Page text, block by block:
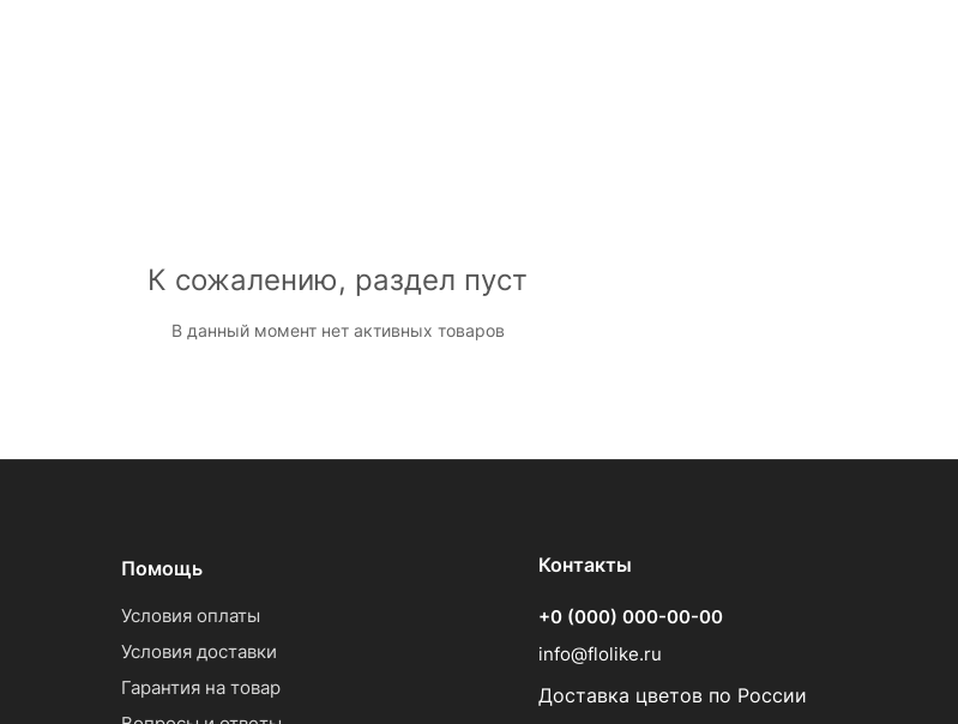
К сожалению, раздел пуст
В данный момент нет активных товаров
Помощь
Условия оплаты
Условия доставки
Гарантия на товар
Контакты
+0 (000) 000-00-00
info@flolike.ru
Доставка цветов по России